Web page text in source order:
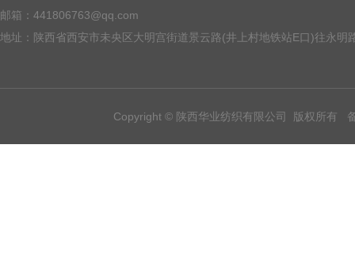
邮箱：441806763@qq.com
地址：陕西省西安市未央区大明宫街道景云路(井上村地铁站E口)往永明
Copyright © 陕西华业纺织有限公司 版权所有